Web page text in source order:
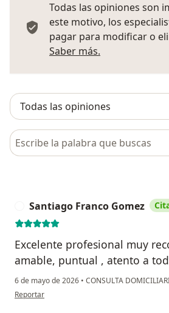
Todas las opiniones son
este motivo, los
pagar para modificar o
Saber más.
Busca en opiniones
Santiago Franco Gomez
Excelente profesional muy
amable, puntual , atento a
6 de mayo de 2026 • CONSULTA
en opinión del usuario Santiago Franco Gomez
Reportar